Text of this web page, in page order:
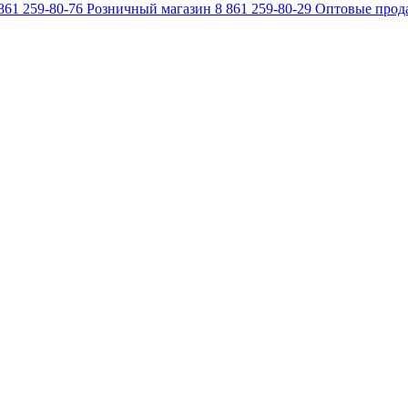
259-80-76 Розничный магазин 8 861 259-80-29 Оптовые